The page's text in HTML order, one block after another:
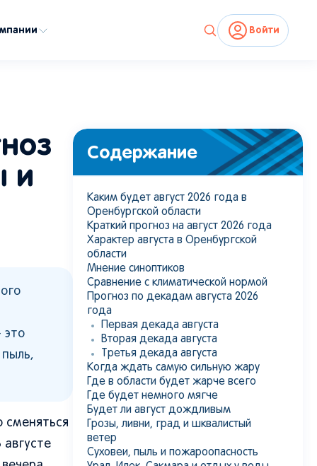
Войти
и
это
сменяться
Содержание
Каким будет август 2026 года в
Оренбургской области
Краткий прогноз на август 2026 года
Характер августа в Оренбургской
области
Мнение синоптиков
Сравнение с климатической нормой
Прогноз по декадам августа 2026
года
Первая декада августа
Вторая декада августа
Третья декада августа
Когда ждать самую сильную жару
Где в области будет жарче всего
Где будет немного мягче
Будет ли август дождливым
Грозы, ливни, град и шквалистый
ветер
Суховеи, пыль и пожароопасность